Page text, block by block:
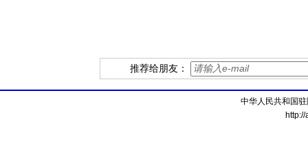
推荐给朋友：
中华人民共和国
http://